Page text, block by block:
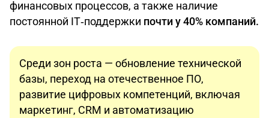
финансовых процессов, а также наличие
постоянной IT‑поддержки почти у 40% компаний.
Среди зон роста — обновление технической
базы, переход на отечественное ПО,
развитие цифровых компетенций, включая
маркетинг, CRM и автоматизацию